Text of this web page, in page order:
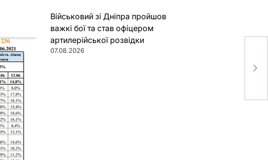
Військовий зі Дніпра пройшов
важкі бої та став офіцером
артилерійської розвідки
07.08.2026